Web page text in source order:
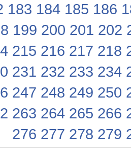
183 184 185 186
199 200 201 202
215 216 217 218
231 232 233 234
247 248 249 250
263 264 265 266
276 277 278 279